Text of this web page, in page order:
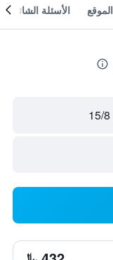
الموقع الأسئلة الشائعة